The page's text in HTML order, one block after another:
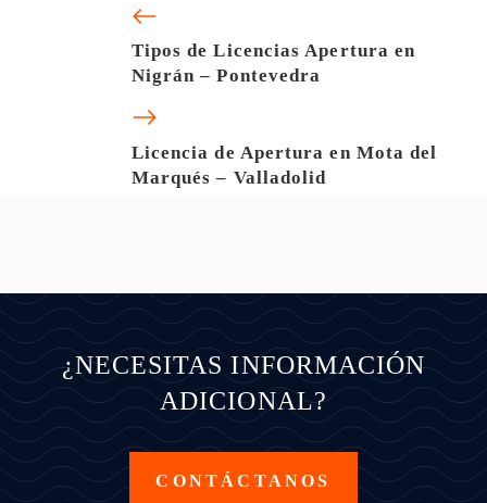
Tipos de Licencias Apertura en
Nigrán – Pontevedra
Licencia de Apertura en Mota del
Marqués – Valladolid
¿NECESITAS INFORMACIÓN
ADICIONAL?
CONTÁCTANOS